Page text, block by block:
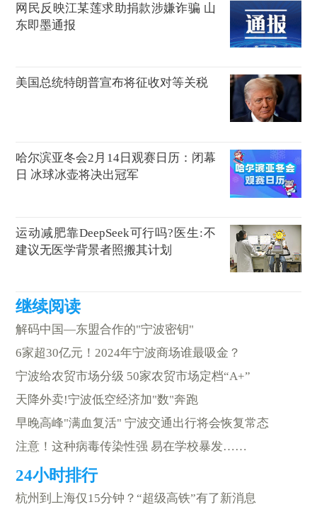
网民反映江某莲求助捐款涉嫌诈骗 山
东即墨通报
美国总统特朗普宣布将征收对等关税
哈尔滨亚冬会2月14日观赛日历：闭幕
日 冰球冰壶将决出冠军
运动减肥靠DeepSeek可行吗?医生:不
建议无医学背景者照搬其计划
解码中国—东盟合作的"宁波密钥"
6家超30亿元！2024年宁波商场谁最吸金？
宁波给农贸市场分级 50家农贸市场定档“A+”
天降外卖!宁波低空经济加"数"奔跑
早晚高峰"满血复活" 宁波交通出行将会恢复常态
注意！这种病毒传染性强 易在学校暴发……
杭州到上海仅15分钟？“超级高铁”有了新消息